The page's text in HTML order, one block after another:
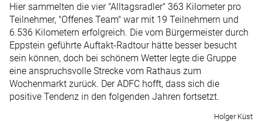
Hier sammelten die vier "Alltagsradler" 363 Kilometer pro
Teilnehmer, "Offenes Team" war mit 19 Teilnehmern und
6.536 Kilometern erfolgreich. Die vom Bürgermeister durch
Eppstein geführte Auftakt-Radtour hätte besser besucht
sein können, doch bei schönem Wetter legte die Gruppe
eine anspruchsvolle Strecke vom Rathaus zum
Wochenmarkt zurück. Der ADFC hofft, dass sich die
positive Tendenz in den folgenden Jahren fortsetzt.
Holger Küst